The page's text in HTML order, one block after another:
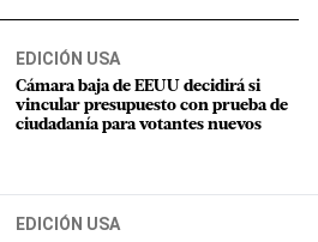
EDICIÓN USA
Cámara baja de EEUU decidirá si
vincular presupuesto con prueba de
ciudadanía para votantes nuevos
EDICIÓN USA